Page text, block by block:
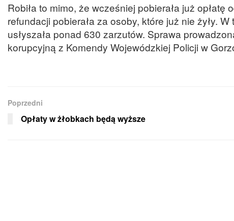
Robiła to mimo, że wcześniej pobierała już
refundacji pobierała za osoby, które już nie żyły.
usłyszała ponad 630 zarzutów. Sprawa
korupcyjną z Komendy Wojewódzkiej Policji w
Poprzedni
Opłaty w żłobkach będą wyższe